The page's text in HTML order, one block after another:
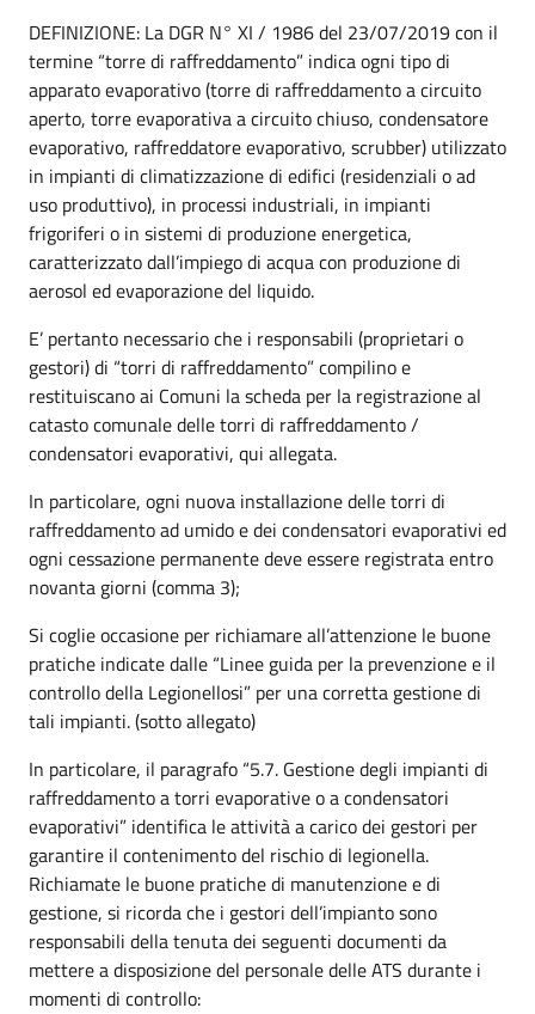
DEFINIZIONE: La DGR N° XI / 1986 del 23/07/2019 con il
termine “torre di raffreddamento” indica ogni tipo di
apparato evaporativo (torre di raffreddamento a circuito
aperto, torre evaporativa a circuito chiuso, condensatore
evaporativo, raffreddatore evaporativo, scrubber) utilizzato
in impianti di climatizzazione di edifici (residenziali o ad
uso produttivo), in processi industriali, in impianti
frigoriferi o in sistemi di produzione energetica,
caratterizzato dall’impiego di acqua con produzione di
aerosol ed evaporazione del liquido.
E’ pertanto necessario che i responsabili (proprietari o
gestori) di “torri di raffreddamento” compilino e
restituiscano ai Comuni la scheda per la registrazione al
catasto comunale delle torri di raffreddamento /
condensatori evaporativi, qui allegata.
In particolare, ogni nuova installazione delle torri di
raffreddamento ad umido e dei condensatori evaporativi ed
ogni cessazione permanente deve essere registrata entro
novanta giorni (comma 3);
Si coglie occasione per richiamare all’attenzione le buone
pratiche indicate dalle “Linee guida per la prevenzione e il
controllo della Legionellosi” per una corretta gestione di
tali impianti. (sotto allegato)
In particolare, il paragrafo “5.7. Gestione degli impianti di
raffreddamento a torri evaporative o a condensatori
evaporativi” identifica le attività a carico dei gestori per
garantire il contenimento del rischio di legionella.
Richiamate le buone pratiche di manutenzione e di
gestione, si ricorda che i gestori dell’impianto sono
responsabili della tenuta dei seguenti documenti da
mettere a disposizione del personale delle ATS durante i
momenti di controllo: